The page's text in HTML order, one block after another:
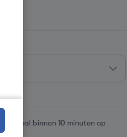
en haal binnen 10 minuten op